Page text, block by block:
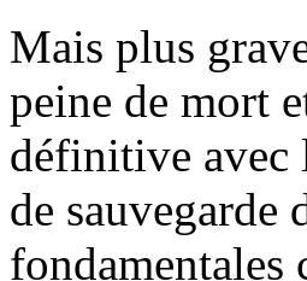
Mais plus
peine de mort
définitive avec
de sauvegarde
fondamentales